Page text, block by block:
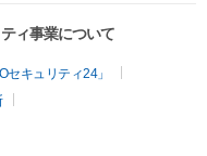
ィ事業について
キュリティ24」